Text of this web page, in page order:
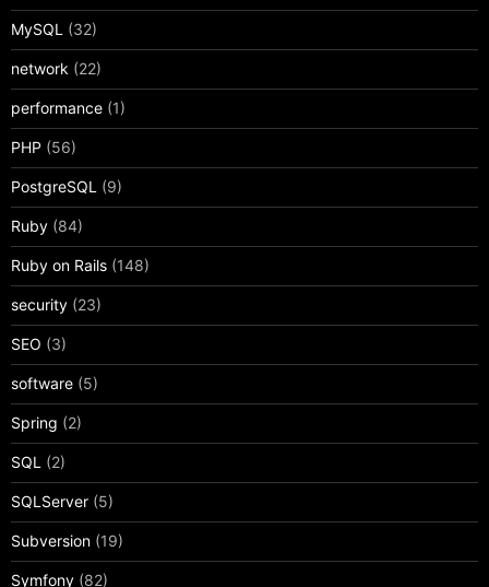
MySQL (32)
network (22)
performance (1)
PHP (56)
PostgreSQL (9)
Ruby (84)
Ruby on Rails (148)
security (23)
SEO (3)
software (5)
Spring (2)
SQL (2)
SQLServer (5)
Subversion (19)
Symfony (82)